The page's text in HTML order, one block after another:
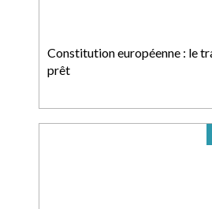
Constitution européenne : le
prêt